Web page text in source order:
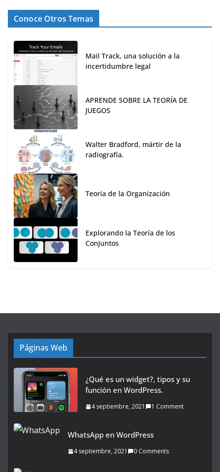
Conoce Otros Temas
Mail Track, una solución a la
incertidumbre legal
APRENDE SOBRE LA TEORÍA DE
JUEGOS
Walter Bradford, mártir de la
radiografía.
Teoría de la Organización
Explorando la Teoría de los
Conjuntos
Páginas Web
¿Qué es un widget?, tipos y su
función en WordPress.
4 septiembre, 2021 1 Comment
WhatsApp en WordPress
4 septiembre, 2021 0 Comments